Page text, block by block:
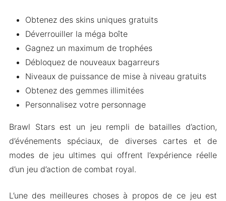
Obtenez des skins uniques gratuits
Déverrouiller la méga boîte
Gagnez un maximum de trophées
Débloquez de nouveaux bagarreurs
Niveaux de puissance de mise à niveau gratuits
Obtenez des gemmes illimitées
Personnalisez votre personnage
Brawl Stars est un jeu rempli de batailles d’action,
d’événements spéciaux, de diverses cartes et de
modes de jeu ultimes qui offrent l’expérience réelle
d’un jeu d’action de combat royal.
L’une des meilleures choses à propos de ce jeu est